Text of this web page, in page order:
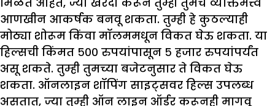
आणखीन आकर्षक बनवू शकता. तुम्ही हे कुठल्याही
मोठ्या शोरूम किंवा मॉलममधून विकत घेऊ शकता. या
हिल्सची किंमत ५०० रुपयांपासून ५ हजार रुपयांपर्यंत
असू शकते. तुम्ही तुमच्या बजेटनुसार ते विकत घेऊ
शकता. ऑनलाइन शॉपिंग साइट्सवर हिल्स उपलब्ध
असतात, ज्या तुम्ही ऑन लाइन ऑर्डर करूनही मागवू